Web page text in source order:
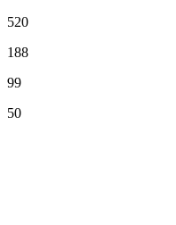
520
188
99
50